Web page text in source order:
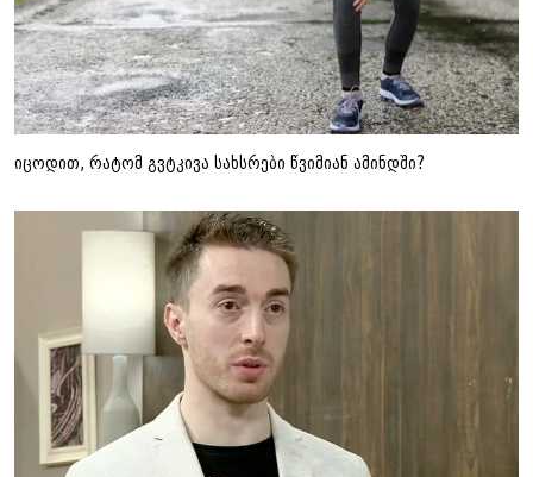
იცოდით, რატომ გვტკივა სახსრები წვიმიან ამინდში?